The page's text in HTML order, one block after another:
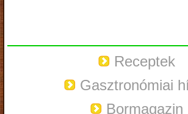
Receptek
Gasztronómiai
Bormagazin